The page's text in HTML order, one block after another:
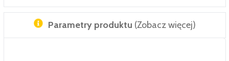
Parametry produktu (Zobacz więcej)